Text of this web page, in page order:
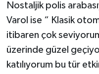
Nostaljik polis
Varol ise “ Klasik
itibaren çok
üzerinde güzel
katılıyorum bu tür